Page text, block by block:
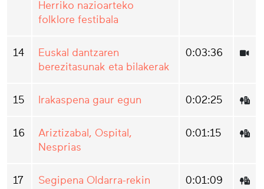
Herriko nazioarteko
folklore festibala
14
Euskal dantzaren
berezitasunak eta bilakerak
0:03:36
15 Irakaspena gaur egun 0:02:25
16
Ariztizabal, Ospital,
Nesprias
0:01:15
17 Segipena Oldarra-rekin 0:01:09